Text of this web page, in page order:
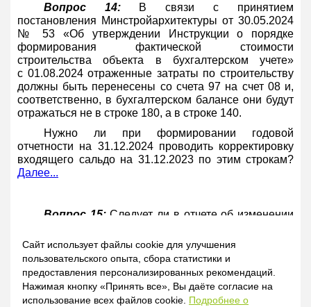
Сайт использует файлы cookie для улучшения
пользовательского опыта, сбора статистики и
предоставления персонализированных рекомендаций.
Нажимая кнопку «Принять все», Вы даёте согласие на
использование всех файлов cookie. Подробнее о
Вопрос 14:В связи с принятием
постановления Минстройархитектуры от 30.05.2024
№ 53 «Об утверждении Инструкции о порядке
формирования фактической стоимости
строительства объекта в бухгалтерском учете»
с 01.08.2024 отраженные затраты по строительству
должны быть перенесены со счета 97 на счет 08 и,
соответственно, в бухгалтерском балансе они будут
отражаться не в строке 180, а в строке 140.
Нужно ли при формировании годовой
отчетности на 31.12.2024 проводить корректировку
входящего сальдо на 31.12.2023 по этим строкам?
Далее...
Вопрос 15:Следует ли в отчете об изменении
переоценки основных средств за 2024 год: стр.152
гр.7 (Д-т 01 - К-т 83) - как увеличение собственного
капитала, стр.162 гр.7 (Д-т 83 - К-т 02) - как
уменьшение собственного капитала, или отражается
свернуто?Далее...